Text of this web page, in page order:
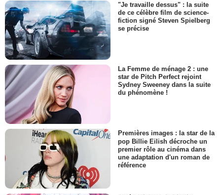
"Je travaille dessus" : la suite
de ce célèbre film de science-
fiction signé Steven Spielberg
se précise
La Femme de ménage 2 : une
star de Pitch Perfect rejoint
Sydney Sweeney dans la suite
du phénomène !
Premières images : la star de la
pop Billie Eilish décroche un
premier rôle au cinéma dans
une adaptation d'un roman de
référence